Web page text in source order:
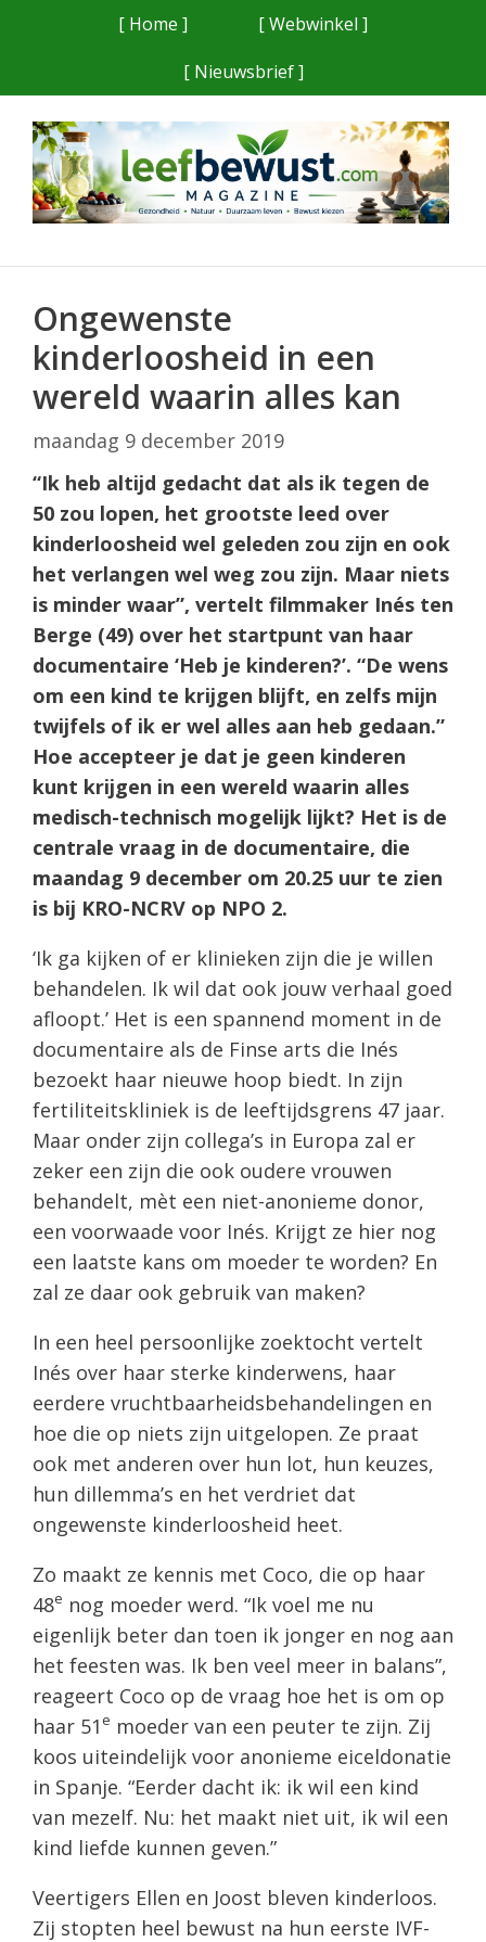
[ Home ]
[ Webwinkel ]
[ Nieuwsbrief ]
Ongewenste
kinderloosheid in een
wereld waarin alles kan
maandag 9 december 2019
“Ik heb altijd gedacht dat als ik tegen de
50 zou lopen, het grootste leed over
kinderloosheid wel geleden zou zijn en ook
het verlangen wel weg zou zijn. Maar niets
is minder waar”, vertelt filmmaker Inés ten
Berge (49) over het startpunt van haar
documentaire ‘Heb je kinderen?’. “De wens
om een kind te krijgen blijft, en zelfs mijn
twijfels of ik er wel alles aan heb gedaan.”
Hoe accepteer je dat je geen kinderen
kunt krijgen in een wereld waarin alles
medisch-technisch mogelijk lijkt? Het is de
centrale vraag in de documentaire, die
maandag 9 december om 20.25 uur te zien
is bij KRO-NCRV op NPO 2.
‘Ik ga kijken of er klinieken zijn die je willen
behandelen. Ik wil dat ook jouw verhaal goed
afloopt.’ Het is een spannend moment in de
documentaire als de Finse arts die Inés
bezoekt haar nieuwe hoop biedt. In zijn
fertiliteitskliniek is de leeftijdsgrens 47 jaar.
Maar onder zijn collega’s in Europa zal er
zeker een zijn die ook oudere vrouwen
behandelt, mèt een niet-anonieme donor,
een voorwaade voor Inés. Krijgt ze hier nog
een laatste kans om moeder te worden? En
zal ze daar ook gebruik van maken?
In een heel persoonlijke zoektocht vertelt
Inés over haar sterke kinderwens, haar
eerdere vruchtbaarheidsbehandelingen en
hoe die op niets zijn uitgelopen. Ze praat
ook met anderen over hun lot, hun keuzes,
hun dillemma’s en het verdriet dat
ongewenste kinderloosheid heet.
Zo maakt ze kennis met Coco, die op haar
48e nog moeder werd. “Ik voel me nu
eigenlijk beter dan toen ik jonger en nog aan
het feesten was. Ik ben veel meer in balans”,
reageert Coco op de vraag hoe het is om op
haar 51e moeder van een peuter te zijn. Zij
koos uiteindelijk voor anonieme eiceldonatie
in Spanje. “Eerder dacht ik: ik wil een kind
van mezelf. Nu: het maakt niet uit, ik wil een
kind liefde kunnen geven.”
Veertigers Ellen en Joost bleven kinderloos.
Zij stopten heel bewust na hun eerste IVF-